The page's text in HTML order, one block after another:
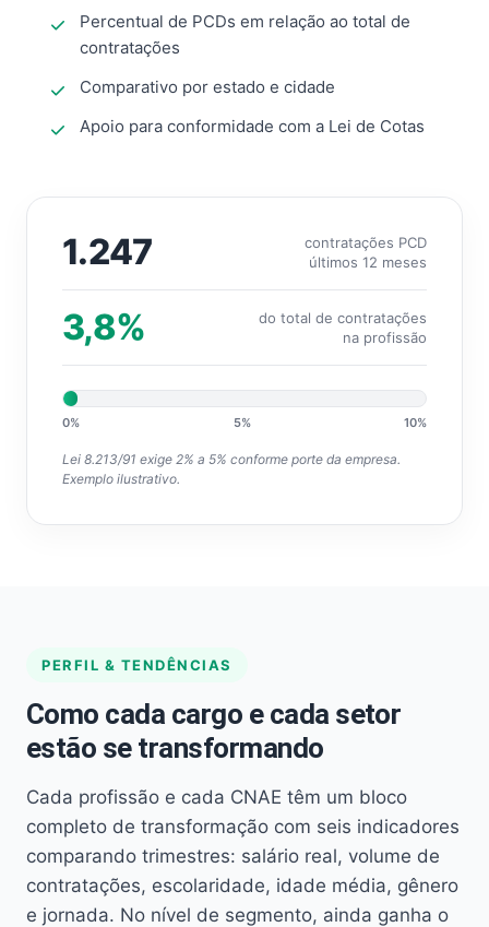
Percentual de PCDs em relação ao total de
contratações
Comparativo por estado e cidade
Apoio para conformidade com a Lei de Cotas
1.247
contratações PCD
últimos 12 meses
3,8%
do total de contratações
na profissão
0% 5% 10%
Lei 8.213/91 exige 2% a 5% conforme porte da empresa.
Exemplo ilustrativo.
PERFIL & TENDÊNCIAS
Como cada cargo e cada setor
estão se transformando
Cada profissão e cada CNAE têm um bloco
completo de transformação com seis indicadores
comparando trimestres: salário real, volume de
contratações, escolaridade, idade média, gênero
e jornada. No nível de segmento, ainda ganha o